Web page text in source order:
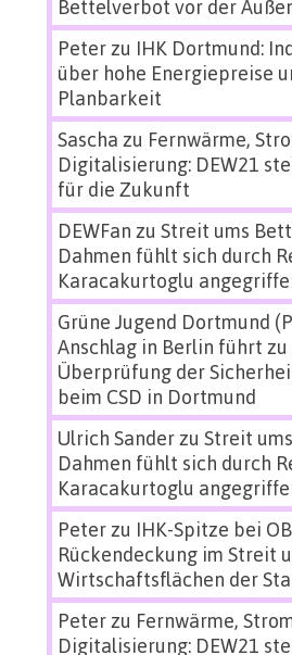
Bettelverbot vor der
Peterzu IHK Dortmund:
über hohe Energiepreise
Planbarkeit
Sascha zu Fernwärme,
Digitalisierung: DEW21
für die Zukunft
DEWFan zu Streit ums
Dahmen fühlt sich durch
Karacakurtoglu
Grüne Jugend Dortmund
Anschlag in Berlin führt
Überprüfung der
beim CSD in Dortmund
Ulrich Sanderzu Streit
Dahmen fühlt sich durch
Karacakurtoglu
Peterzu IHK-Spitze bei
Rückendeckung im Streit
Wirtschaftsflächen der
Peterzu Fernwärme,
Digitalisierung: DEW21